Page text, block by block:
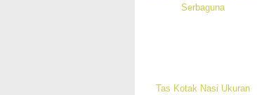
Tas Kotak Nasi Ukuran